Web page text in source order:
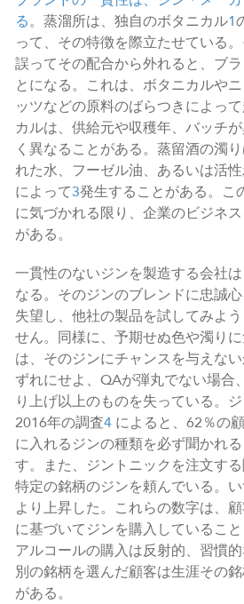
る。蒸溜所は、独自のボタニカル1
って、その特徴を際立たせている
誤ってその配合から外れると、ブ
とになる。これは、ボタニカルや
ッツなどの原料のばらつきによっ
カルは、供給元や収穫年、バッチが
く異なることがある。蒸留酒の濁
れた水、フーゼル油、あるいは活
によって3発生することがある。こ
に気づかれる限り、企業のビジネ
がある。
一貫性のないジンを製造する会社
なる。そのジンのブレンドに忠誠
失望し、他社の製品を試してみよ
せん。同様に、予期せぬ色や濁り
は、そのジンにチャンスを与えな
ずれにせよ、QAが弾丸でない場合
り上げ以上のものを失っている。
2016年の調査4 によると、62％の
に入れるジンの種類を必ず聞かれ
す。また、ジントニックを注文す
特定の銘柄のジンを頼んでいる。
より上昇した。これらの数字は、
に基づいてジンを購入していること
アルコールの購入は反射的、習慣的
別の銘柄を選んだ顧客は生涯その
がある。